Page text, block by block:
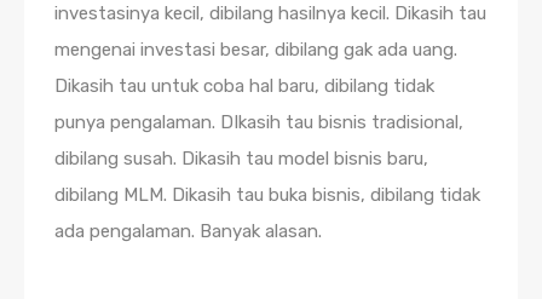
investasinya kecil, dibilang hasilnya kecil. Dikasih tau
mengenai investasi besar, dibilang gak ada uang.
Dikasih tau untuk coba hal baru, dibilang tidak
punya pengalaman. DIkasih tau bisnis tradisional,
dibilang susah. Dikasih tau model bisnis baru,
dibilang MLM. Dikasih tau buka bisnis, dibilang tidak
ada pengalaman. Banyak alasan.